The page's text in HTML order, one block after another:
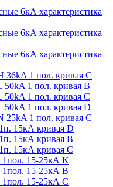
6кА характеристика
6кА характеристика
6кА характеристика
36kA 1 пол. кривая C
1 пол. кривая B
1 пол. кривая C
1 пол. кривая D
25kA 1 пол. кривая C
15кА кривая D
15кА кривая В
15кА кривая С
15-25кА K
15-25кА В
15-25кА С